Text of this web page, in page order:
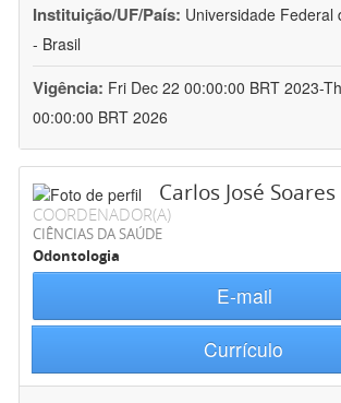
Instituição/UF/País: Universidade Federal
- Brasil
Vigência: Fri Dec 22 00:00:00 BRT 2023-
00:00:00 BRT 2026
Carlos José Soares
COORDENADOR(A)
CIÊNCIAS DA SAÚDE
Odontologia
E-mail
Currículo